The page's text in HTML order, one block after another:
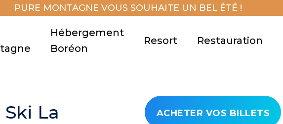
PURE MONTAGNE VOUS SOUHAITE UN BEL ÉTÉ !
Hébergement
Boréon
Resort Restauration
ACHETER VOS BILLETS
La